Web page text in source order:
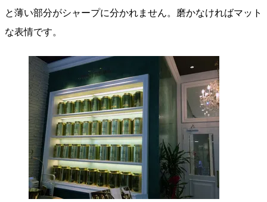
と薄い部分がシャープに分かれません。磨かなければマット
な表情です。